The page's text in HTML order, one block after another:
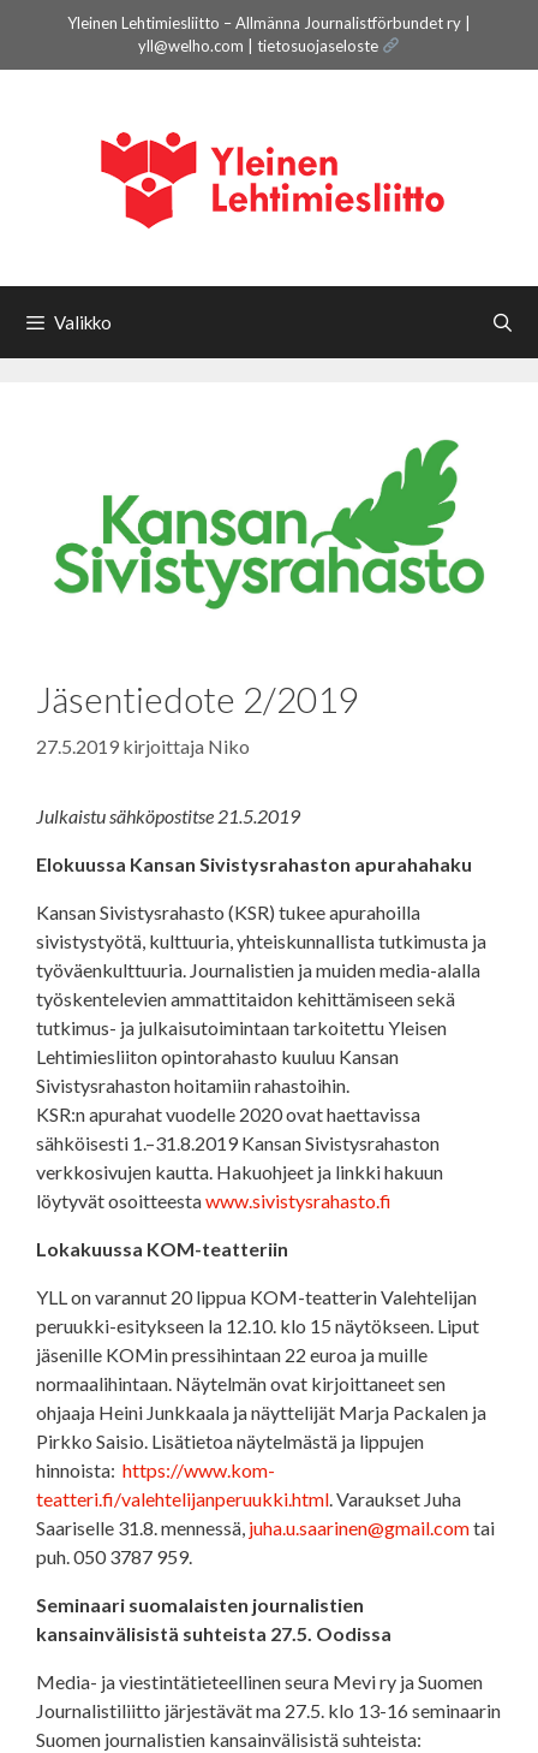
Yleinen Lehtimiesliitto – Allmänna Journalistförbundet ry |
yll@welho.com |tietosuojaseloste
Valikko
Jäsentiedote 2/2019
27.5.2019 kirjoittaja Niko
Julkaistu sähköpostitse 21.5.2019
Elokuussa Kansan Sivistysrahaston apurahahaku
Kansan Sivistysrahasto (KSR) tukee apurahoilla
sivistystyötä, kulttuuria, yhteiskunnallista tutkimusta ja
työväenkulttuuria. Journalistien ja muiden media-alalla
työskentelevien ammattitaidon kehittämiseen sekä
tutkimus- ja julkaisutoimintaan tarkoitettu Yleisen
Lehtimiesliiton opintorahasto kuuluu Kansan
Sivistysrahaston hoitamiin rahastoihin.
KSR:n apurahat vuodelle 2020 ovat haettavissa
sähköisesti 1.–31.8.2019 Kansan Sivistysrahaston
verkkosivujen kautta. Hakuohjeet ja linkki hakuun
löytyvät osoitteestawww.sivistysrahasto.fi
Lokakuussa KOM-teatteriin
YLL on varannut 20 lippua KOM-teatterin Valehtelijan
peruukki-esitykseen la 12.10. klo 15 näytökseen. Liput
jäsenille KOMin pressihintaan 22 euroa ja muille
normaalihintaan. Näytelmän ovat kirjoittaneet sen
ohjaaja Heini Junkkaala ja näyttelijät Marja Packalen ja
Pirkko Saisio. Lisätietoa näytelmästä ja lippujen
hinnoista: https://www.kom-
teatteri.fi/valehtelijanperuukki.html. Varaukset Juha
Saariselle 31.8. mennessä, juha.u.saarinen@gmail.comtai
puh. 050 3787 959.
Seminaari suomalaisten journalistien
kansainvälisistä suhteista 27.5. Oodissa
Media- ja viestintätieteellinen seura Mevi ry ja Suomen
Journalistiliitto järjestävät ma 27.5. klo 13-16 seminaarin
Suomen journalistien kansainvälisistä suhteista: